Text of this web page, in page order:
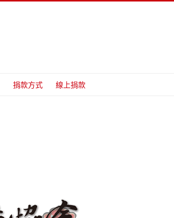
捐款方式 線上捐款